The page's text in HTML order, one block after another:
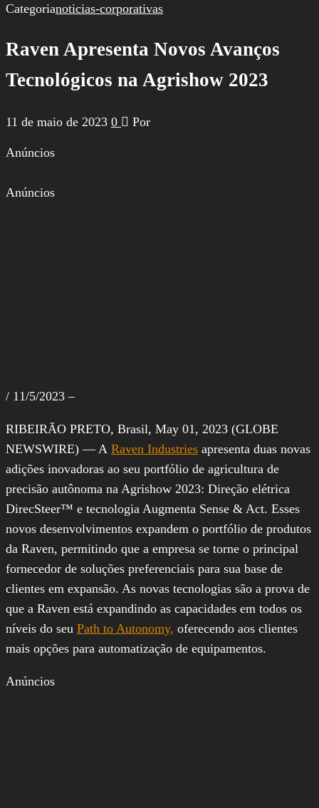
por:
Categorianoticias-corporativas
Raven Apresenta Novos Avanços
Tecnológicos na Agrishow 2023
11 de maio de 2023 0 Por
Anúncios
Anúncios
/ 11/5/2023 –
RIBEIRÃO PRETO, Brasil, May 01, 2023 (GLOBE
NEWSWIRE) — A Raven Industries apresenta duas novas
adições inovadoras ao seu portfólio de agricultura de
precisão autônoma na Agrishow 2023: Direção elétrica
DirecSteer™ e tecnologia Augmenta Sense & Act. Esses
novos desenvolvimentos expandem o portfólio de produtos
da Raven, permitindo que a empresa se torne o principal
fornecedor de soluções preferenciais para sua base de
clientes em expansão. As novas tecnologias são a prova de
que a Raven está expandindo as capacidades em todos os
níveis do seu Path to Autonomy, oferecendo aos clientes
mais opções para automatização de equipamentos.
Anúncios